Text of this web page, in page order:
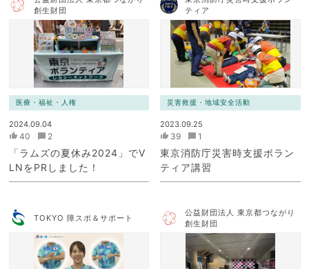
創生財団
医療・福祉・人権
2024.09.04
40 2
「ラムズの夏休み2024」でV
LNをPRしました！
ティア
災害救援・地域安全活動
2023.09.25
39 1
東京消防庁災害時支援ボラン
ティア講習
TOKYO 障スポ＆サポート
公益財団法人 東京都つながり
創生財団